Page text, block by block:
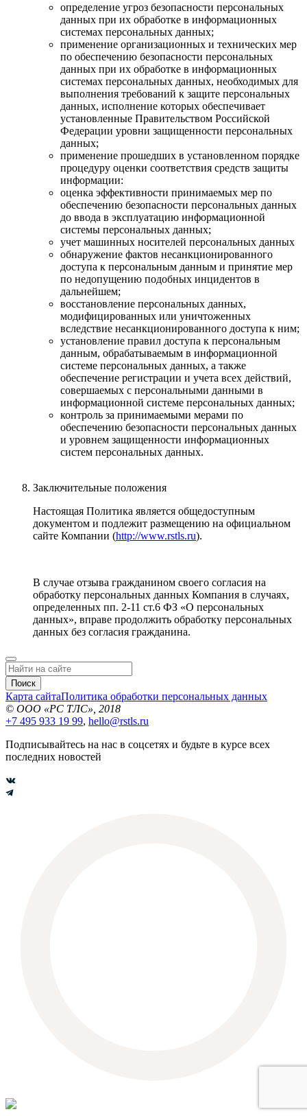
определение угроз безопасности персональных
данных при их обработке в информационных
системах персональных данных;
применение организационных и технических мер
по обеспечению безопасности персональных
данных при их обработке в информационных
системах персональных данных, необходимых для
выполнения требований к защите персональных
данных, исполнение которых обеспечивает
установленные Правительством Российской
Федерации уровни защищенности персональных
данных;
применение прошедших в установленном порядке
процедуру оценки соответствия средств защиты
информации:
оценка эффективности принимаемых мер по
обеспечению безопасности персональных данных
до ввода в эксплуатацию информационной
системы персональных данных;
учет машинных носителей персональных данных
обнаружение фактов несанкционированного
доступа к персональным данным и принятие мер
по недопущению подобных инцидентов в
дальнейшем;
восстановление персональных данных,
модифицированных или уничтоженных
вследствие несанкционированного доступа к ним;
установление правил доступа к персональным
данным, обрабатываемым в информационной
системе персональных данных, а также
обеспечение регистрации и учета всех действий,
совершаемых с персональными данными в
информационной системе персональных данных;
контроль за принимаемыми мерами по
обеспечению безопасности персональных данных
и уровнем защищенности информационных
систем персональных данных.
Заключительные положения
Настоящая Политика является общедоступным
документом и подлежит размещению на официальном
сайте Компании (http://www.rstls.ru).
В случае отзыва гражданином своего согласия на
обработку персональных данных Компания в случаях,
определенных пп. 2-11 ст.6 ФЗ «О персональных
данных», вправе продолжить обработку персональных
данных без согласия гражданина.
Поиск
Карта сайтаПолитика обработки персональных данных
© ООО «РС ТЛС», 2018
+7 495 933 19 99, hello@rstls.ru
Подписывайтесь на нас в соцсетях и будьте в курсе всех
последних новостей